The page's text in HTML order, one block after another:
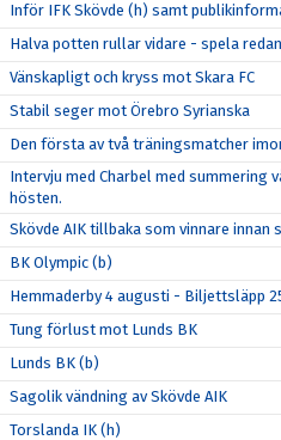
Inför IFK Skövde (h) samt
Halva potten rullar vidare - spela
Vänskapligt och kryss mot Skara FC
Stabil seger mot Örebro Syrianska
Den första av två träningsmatcher
Intervju med Charbel med summering
hösten.
Skövde AIK tillbaka som vinnare innan
BK Olympic (b)
Hemmaderby 4 augusti - Biljettsläpp
Tung förlust mot Lunds BK
Lunds BK (b)
Sagolik vändning av Skövde AIK
Torslanda IK (h)